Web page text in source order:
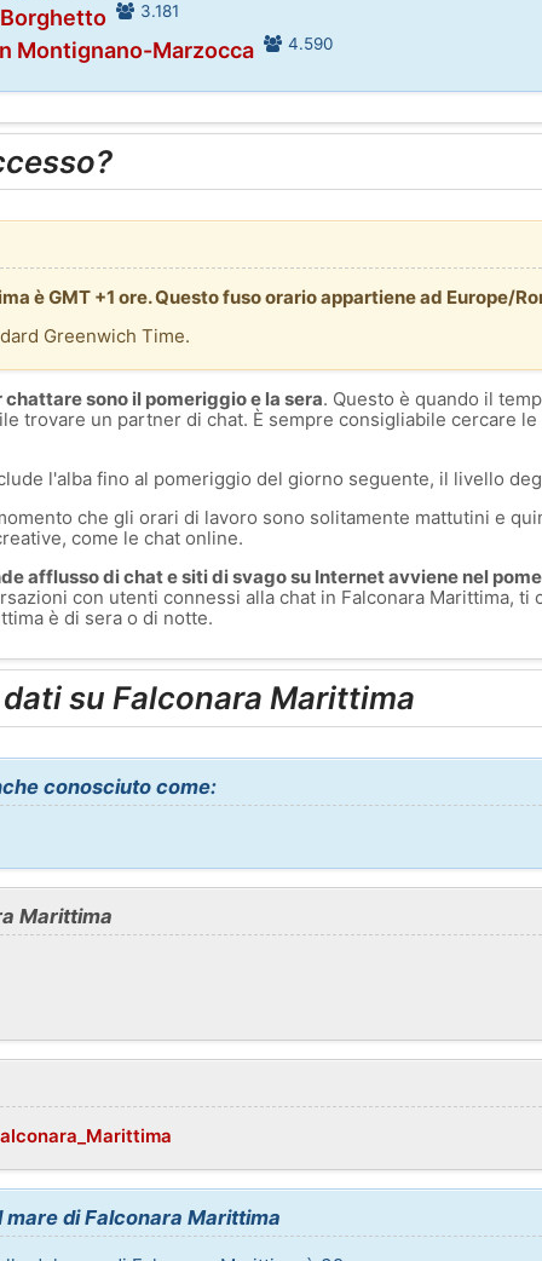
3.181
Montignano-Marzocca 4.590
è GMT +1 ore. Questo fuso orario appartiene ad Europe/
Greenwich Time.
sono il pomeriggio e la sera. Questo è quando il
trovare un partner di chat. È sempre consigliabile cercare
l'alba fino al pomeriggio del giorno seguente, il livello
che gli orari di lavoro sono solitamente mattutini e
come le chat online.
afflusso di chat e siti di svago su Internet avviene nel
con utenti connessi alla chat in Falconara Marittima, ti
è di sera o di notte.
su Falconara Marittima
conosciuto come:
Marittima
di Falconara Marittima